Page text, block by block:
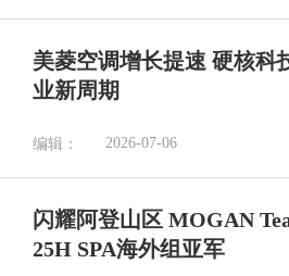
美菱空调增长提速 硬核科
业新周期
编辑： 2026-07-06
闪耀阿登山区 MOGAN
25H SPA海外组亚军